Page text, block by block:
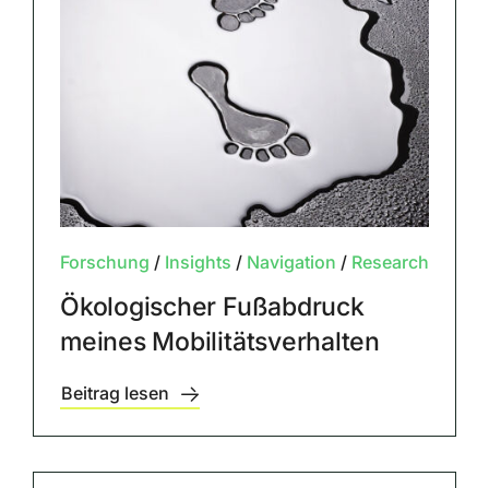
Forschung / Insights / Navigation / Research
Ökologischer Fußabdruck
meines Mobilitätsverhalten
Beitrag lesen